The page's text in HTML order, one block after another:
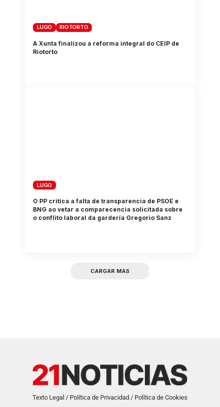
LUGO RIOTORTO
A Xunta finalizou a reforma integral do CEIP de
Riotorto
LUGO
O PP critica a falta de transparencia de PSOE e
BNG ao vetar a comparecencia solicitada sobre
o conflito laboral da gardería Gregorio Sanz
CARGAR MAS
Texto Legal / Política de Privacidad / Política de Cookies